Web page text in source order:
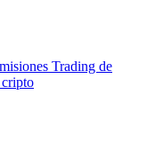
Trading de
cripto